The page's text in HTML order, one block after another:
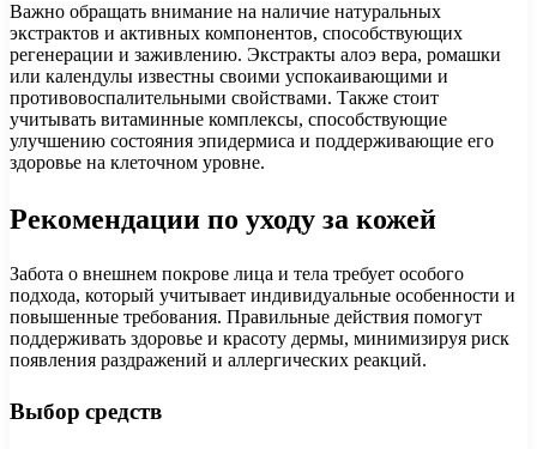
Важно обращать внимание на наличие натуральных
экстрактов и активных компонентов, способствующих
регенерации и заживлению. Экстракты алоэ вера, ромашки
или календулы известны своими успокаивающими и
противовоспалительными свойствами. Также стоит
учитывать витаминные комплексы, способствующие
улучшению состояния эпидермиса и поддерживающие его
здоровье на клеточном уровне.
Рекомендации по уходу за кожей
Забота о внешнем покрове лица и тела требует особого
подхода, который учитывает индивидуальные особенности и
повышенные требования. Правильные действия помогут
поддерживать здоровье и красоту дермы, минимизируя риск
появления раздражений и аллергических реакций.
Выбор средств